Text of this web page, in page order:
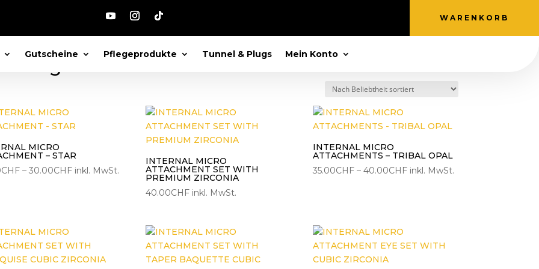
WARENKORB
Gutscheine Pflegeprodukte Tunnel & Plugs Mein Konto
MICRO
– STAR
CHF –30.00CHFPreisspanne:
inkl. MwSt.
INTERNAL MICRO
ATTACHMENT SET WITH
PREMIUM ZIRCONIA
40.00CHF inkl. MwSt.
INTERNAL MICRO
ATTACHMENTS – TRIBAL OPAL
35.00CHF –40.00CHFPreisspanne:
inkl. MwSt.